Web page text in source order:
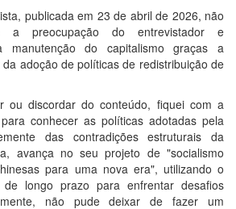
publicada em 23 de abril de 2026, não
a preocupação do entrevistador e
manutenção do capitalismo graças a
adoção de políticas de redistribuição de
ou discordar do conteúdo, fiquei com a
conhecer as políticas adotadas pela
das contradições estruturais da
avança no seu projeto de "socialismo
para uma nova era", utilizando o
de longo prazo para enfrentar desafios
não pude deixar de fazer um